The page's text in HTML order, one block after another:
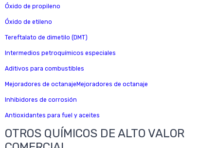
Óxido de propileno
Óxido de etileno
Tereftalato de dimetilo (DMT)
Intermedios petroquímicos especiales
Aditivos para combustibles
Mejoradores de octanajeMejoradores de octanaje
Inhibidores de corrosión
Antioxidantes para fuel y aceites
OTROS QUÍMICOS DE ALTO VALOR